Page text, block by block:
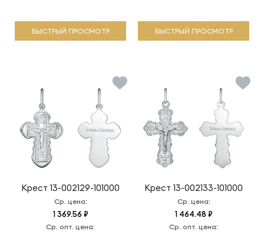
БЫСТРЫЙ ПРОСМОТР БЫСТРЫЙ ПРОСМОТР
Крест 13-002129-101000
Ср. цена:
1 369.56 ₽
Ср. опт. цена:
Крест 13-002133-101000
Ср. цена:
1 464.48 ₽
Ср. опт. цена: